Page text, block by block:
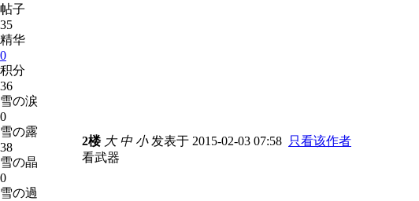
帖子
35
精华
0
积分
36
雪の涙
0
雪の露
38
雪の晶
0
雪の過
2楼 大 中 小发表于 2015-02-03 07:58 只看该作者
看武器